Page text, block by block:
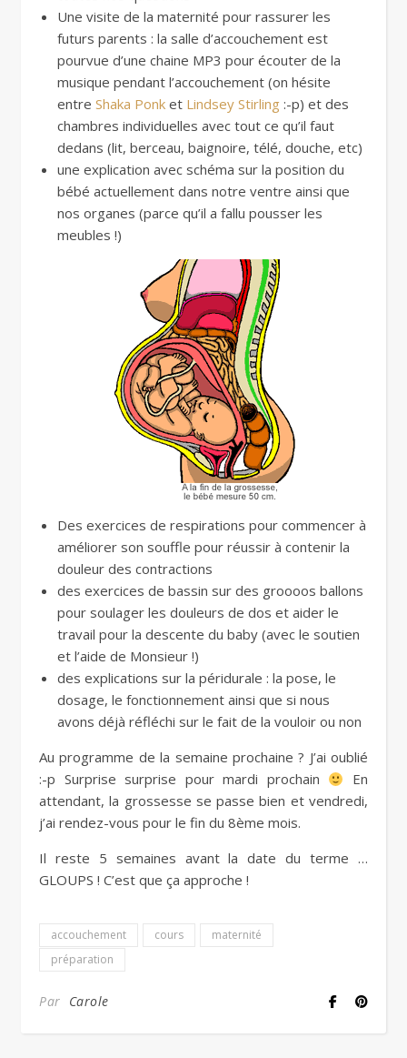
Une visite de la maternité pour rassurer les
futurs parents : la salle d’accouchement est
pourvue d’une chaine MP3 pour écouter de la
musique pendant l’accouchement (on hésite
entre Shaka Ponk et Lindsey Stirling :-p) et des
chambres individuelles avec tout ce qu’il faut
dedans (lit, berceau, baignoire, télé, douche, etc)
une explication avec schéma sur la position du
bébé actuellement dans notre ventre ainsi que
nos organes (parce qu’il a fallu pousser les
meubles !)
Des exercices de respirations pour commencer à
améliorer son souffle pour réussir à contenir la
douleur des contractions
des exercices de bassin sur des groooos ballons
pour soulager les douleurs de dos et aider le
travail pour la descente du baby (avec le soutien
et l’aide de Monsieur !)
des explications sur la péridurale : la pose, le
dosage, le fonctionnement ainsi que si nous
avons déjà réfléchi sur le fait de la vouloir ou non
Au programme de la semaine prochaine ? J’ai oublié
:-p Surprise surprise pour mardi prochain
En
attendant, la grossesse se passe bien et vendredi,
j’ai rendez-vous pour le fin du 8ème mois.
Il reste 5 semaines avant la date du terme …
GLOUPS ! C’est que ça approche !
accouchement cours
maternité
préparation
Par Carole